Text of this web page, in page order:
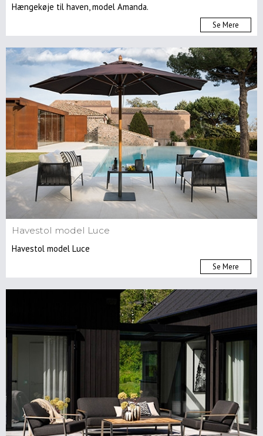
Hængekøje til haven, model Amanda.
Se Mere
Havestol model Luce
Havestol model Luce
Se Mere